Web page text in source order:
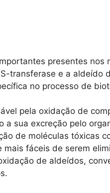
presentes nos
transferase e a aldeído
no processo de
pela oxidação de
a sua excreção pelo
de moléculas tóxicas
fáceis de serem
de aldeídos,